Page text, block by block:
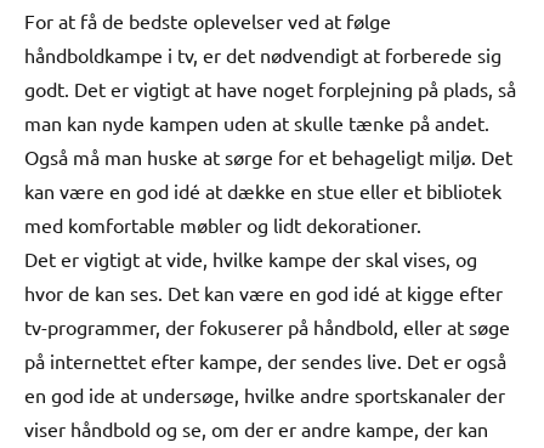
For at få de bedste oplevelser ved at følge
håndboldkampe i tv, er det nødvendigt at forberede sig
godt. Det er vigtigt at have noget forplejning på plads, så
man kan nyde kampen uden at skulle tænke på andet.
Også må man huske at sørge for et behageligt miljø. Det
kan være en god idé at dække en stue eller et bibliotek
med komfortable møbler og lidt dekorationer.
Det er vigtigt at vide, hvilke kampe der skal vises, og
hvor de kan ses. Det kan være en god idé at kigge efter
tv-programmer, der fokuserer på håndbold, eller at søge
på internettet efter kampe, der sendes live. Det er også
en god ide at undersøge, hvilke andre sportskanaler der
viser håndbold og se, om der er andre kampe, der kan